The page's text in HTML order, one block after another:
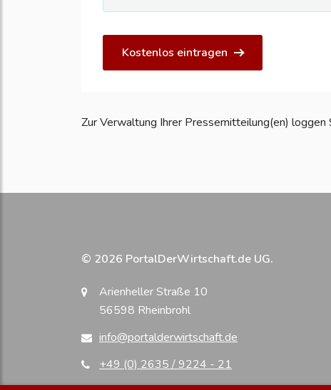
Kostenlos eintragen
Zur Verwaltung Ihrer Pressemitteilung(en) loggen
© 2026 PortalDerWirtschaft.de UG.
Arienheller Straße 10
56598 Rheinbrohl
info@portalderwirtschaft.de
+49 (0) 2635 / 9224 - 21